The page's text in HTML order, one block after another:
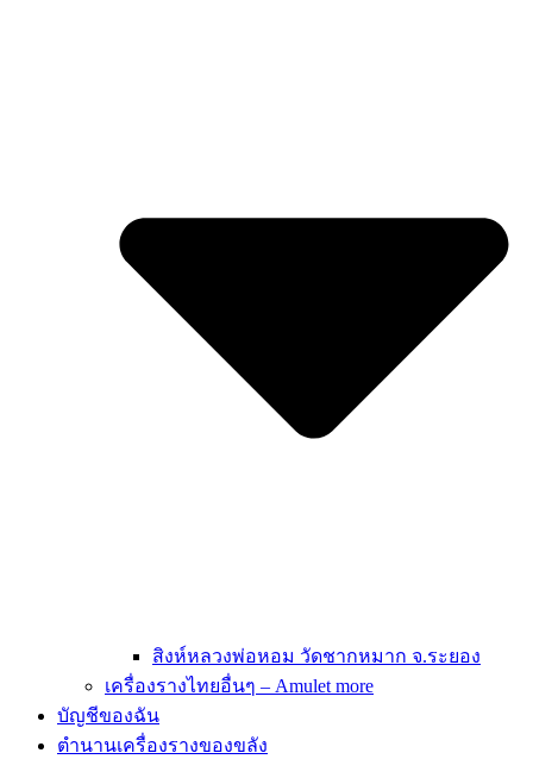
สิงห์หลวงพ่อหอม วัดชากหมาก จ.ระยอง
เครื่องรางไทยอื่นๆ – Amulet more
บัญชีของฉัน
ตำนานเครื่องรางของขลัง